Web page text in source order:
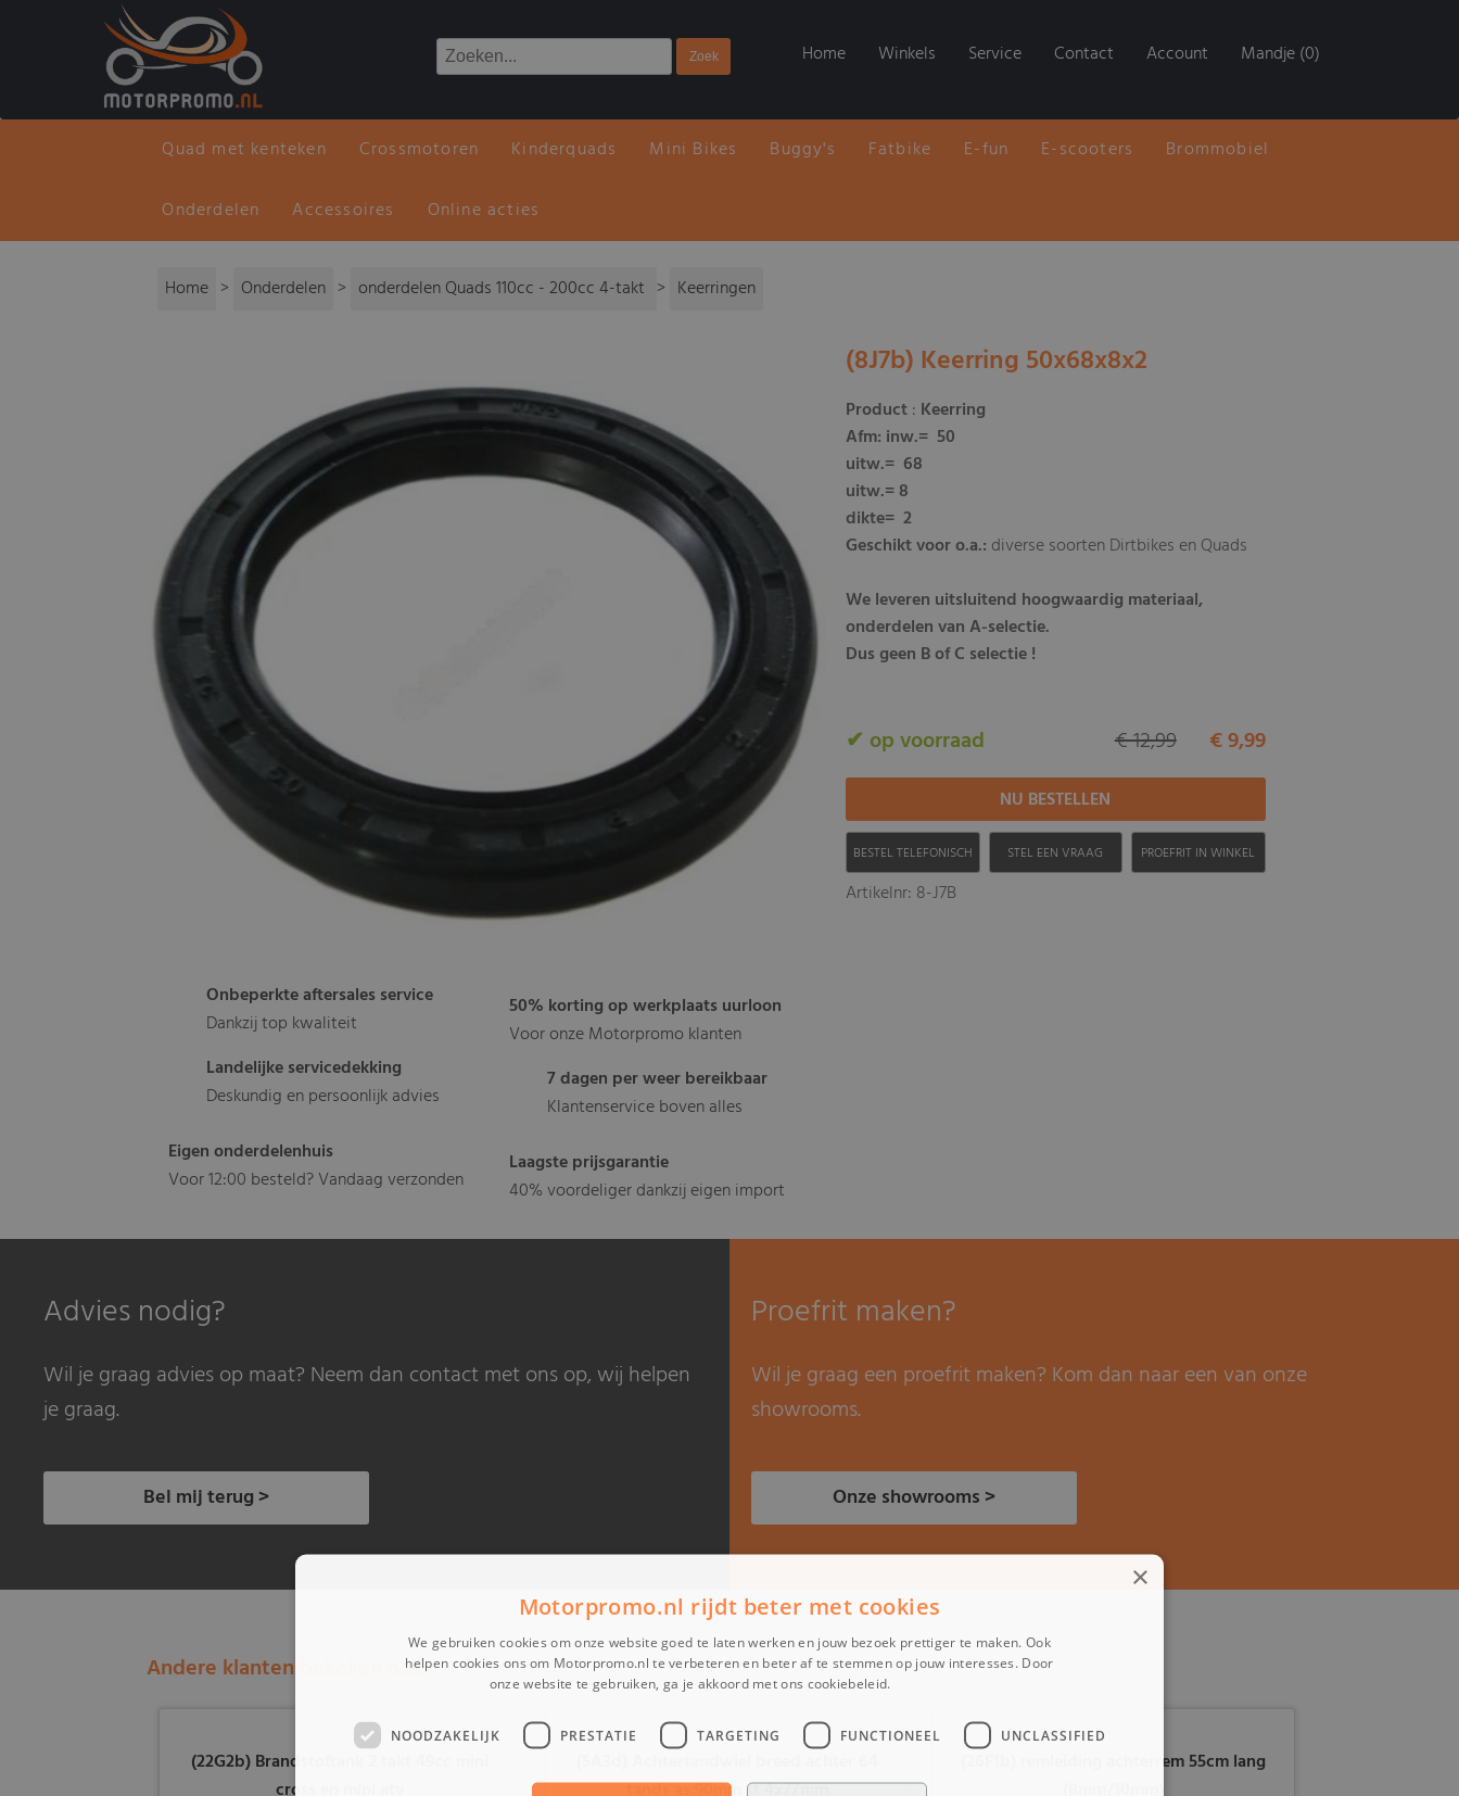
Home Winkels Service Contact Account Mandje (0)
Quad met kenteken Crossmotoren Kinderquads Mini Bikes Buggy's Fatbike E-fun E-scooters Brommobiel
Onderdelen Accessoires Online acties
Home > Onderdelen > onderdelen Quads 110cc - 200cc 4-takt > Keerringen
Onbeperkte aftersales service
Dankzij top kwaliteit
Landelijke servicedekking
Deskundig en persoonlijk advies
Eigen onderdelenhuis
Voor 12:00 besteld? Vandaag verzonden
50% korting op werkplaats uurloon
Voor onze Motorpromo klanten
7 dagen per weer bereikbaar
Klantenservice boven alles
Laagste prijsgarantie
40% voordeliger dankzij eigen import
(8J7b) Keerring 50x68x8x2
Product: Keerring
Afm: inw.= 50
uitw.= 68
uitw.= 8
dikte= 2
Geschikt voor o.a.: diverse soorten Dirtbikes en Quads
We leveren uitsluitend hoogwaardig materiaal,
onderdelen van A-selectie.
Dus geen B of C selectie !
✔ op voorraad € 9,99
€ 12,99
BESTEL TELEFONISCH STEL EEN VRAAG PROEFRIT IN WINKEL
Artikelnr: 8-J7B
Advies nodig?
Wil je graag advies op maat? Neem dan contact met ons op, wij helpen
je graag.
Bel mij terug >
Proefrit maken?
Wil je graag een proefrit maken? Kom dan naar een van onze
showrooms.
Onze showrooms >
Andere klanten bekeken ook:
(22G2b) Brandstoftank 2 takt 49cc mini
(26F1b) remleiding achterrem 55cm lang
×
Motorpromo.nl rijdt beter met cookies
We gebruiken cookies om onze website goed te laten werken en jouw bezoek prettiger te maken. Ook
helpen cookies ons om Motorpromo.nl te verbeteren en beter af te stemmen op jouw interesses. Door
onze website te gebruiken, ga je akkoord met ons cookiebeleid.
NOODZAKELIJK PRESTATIE TARGETING FUNCTIONEEL UNCLASSIFIED